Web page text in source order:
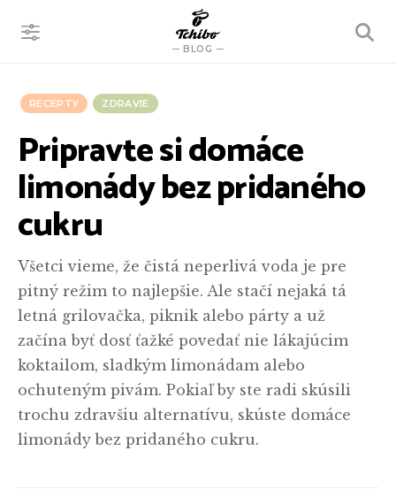
BLOG
VYHĽADÁVANIE
RECEPTY ZDRAVIE
Pripravte si domáce
limonády bez pridaného
cukru
Všetci vieme, že čistá neperlivá voda je pre
pitný režim to najlepšie. Ale stačí nejaká tá
letná grilovačka, piknik alebo párty a už
začína byť dosť ťažké povedať nie lákajúcim
koktailom, sladkým limonádam alebo
ochuteným pivám. Pokiaľ by ste radi skúsili
trochu zdravšiu alternatívu, skúste domáce
limonády bez pridaného cukru.